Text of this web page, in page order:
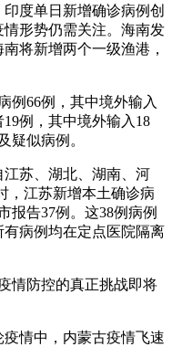
度单日新增确诊病例创
形势仍需关注。海南发
将新增两个一级渔港，
例66例，其中境外输入
例，其中境外输入18
疑似病例。
江苏、湖北、湖南、河
，江苏新增本土确诊病
报告37例。这38例病例
病例均在定点医院隔离
情防控的真正挑战即将
情中，内蒙古疫情飞速